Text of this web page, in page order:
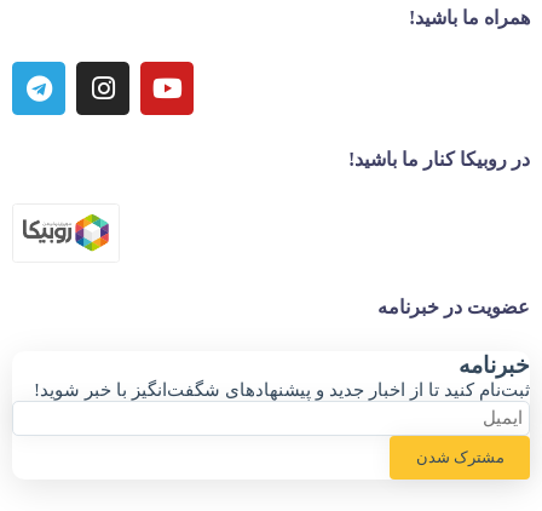
همراه ما باشید!
در روبیکا کنار ما باشید!
عضویت در خبرنامه
خبر‌نامه
ثبت‌نام کنید تا از اخبار جدید و پیشنهاد‌های شگفت‌انگیز با خبر شوید!
مشترک شدن